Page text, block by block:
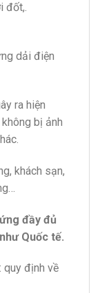
đốt,.
dải điện
ra hiện
bị ảnh
khách sạn,
đầy đủ
Quốc tế.
quy định về